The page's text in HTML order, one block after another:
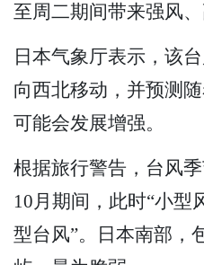
至周二期间带来强风、
日本气象厅表示，该
向西北移动，并预测
可能会发展增强。
根据旅行警告，台风
10月期间，此时“小型
型台风”。日本南部，